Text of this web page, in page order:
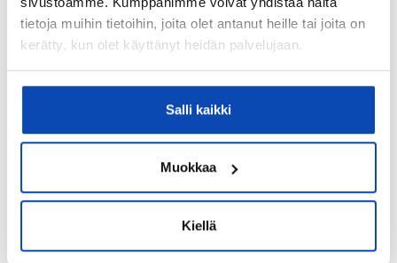
tietoja muihin tietoihin, joita olet antanut heille tai joita on
kerätty, kun olet käyttänyt heidän palvelujaan.
Salli kaikki
Muokkaa
Kiellä
Postitoimipaikka:
Helsinki
Isännöitsijäntodistuksen päivämäärä:
Valmistumisvuosi:
Käyttöönottovuosi:
Rakennus- ja pintamateriaalit: